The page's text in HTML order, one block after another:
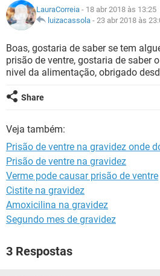
NUTRIÇÃO
BEM-ESTAR
LauraCorreia - 18 abr 2018 às 13:25
luizacassola - 23 abr 2018 às
Boas, gostaria de saber se tem
prisão de ventre, gostaria de saber
nivel da alimentação, obrigado
Share
Veja também:
Prisão de ventre na gravidez onde
Prisão de ventre na gravidez
Verme pode causar prisão de ventre
Cistite na gravidez
Amoxicilina na gravidez
Segundo mes de gravidez
3 Respostas